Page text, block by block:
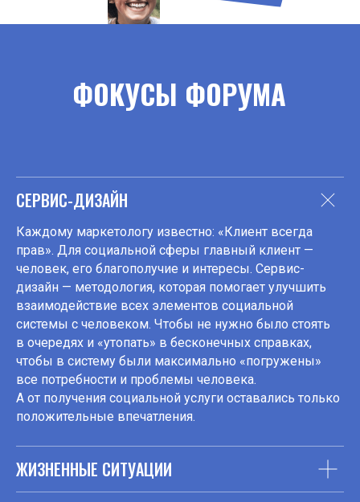
ФОКУСЫ ФОРУМА
СЕРВИС-ДИЗАЙН
Каждому маркетологу известно: «Клиент всегда
прав». Для социальной сферы главный клиент —
человек, его благополучие и интересы. Сервис-
дизайн — методология, которая помогает улучшить
взаимодействие всех элементов социальной
системы с человеком. Чтобы не нужно было стоять
в очередях и «утопать» в бесконечных справках,
чтобы в систему были максимально «погружены»
все потребности и проблемы человека.
А от получения социальной услуги оставались только
положительные впечатления.
ЖИЗНЕННЫЕ СИТУАЦИИ